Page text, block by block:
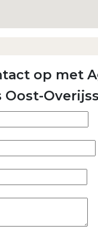
op met
Oost-